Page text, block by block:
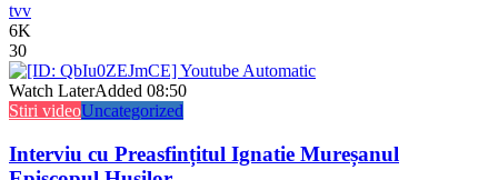
tvv
6K
30
Watch LaterAdded 08:50
Stiri videoUncategorized
Interviu cu Preasfințitul Ignatie Mureșanul